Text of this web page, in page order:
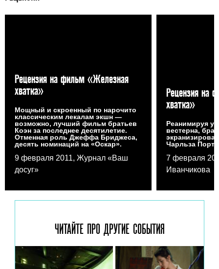
Рецензия на фильм «Железная
хватка»
Мощный и скроенный по нарочито
классическим лекалам экшн —
возможно, лучший фильм братьев
Коэн за последнее десятилетие.
Отменная роль Джеффа Бриджеса,
десять номинаций на «Оскар».
9 февраля 2011, Журнал «Ваш
досуг»
Рецензия на
хватка»
Реанимируя
вестерна,
Чарльза
7 февраля
Иванчикова
ЧИТАЙТЕ ПРО ДРУГИЕ СОБЫТИЯ